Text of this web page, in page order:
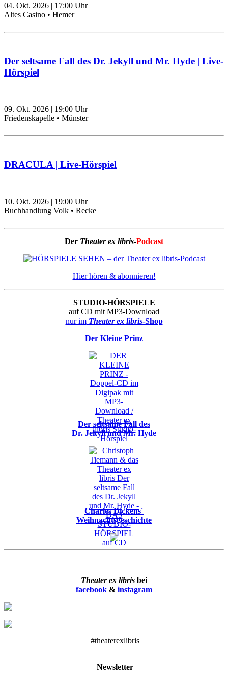
04. Okt. 2026 | 17:00 Uhr
Altes Casino • Hemer
Der seltsame Fall des Dr. Jekyll und Mr. Hyde | Live-
Hörspiel
09. Okt. 2026 | 19:00 Uhr
Friedenskapelle • Münster
DRACULA | Live-Hörspiel
10. Okt. 2026 | 19:00 Uhr
Buchhandlung Volk • Recke
Der Theater ex libris-Podcast
Hier hören & abonnieren!
STUDIO-HÖRSPIELE
auf CD mit MP3-Download
nur imTheater ex libris-Shop
Der Kleine Prinz
Der seltsame Fall des
Dr. Jekyll und Mr. Hyde
Charles Dickens´
Weihnachtsgeschichte
Theater ex libris bei
facebook & instagram
#theaterexlibris
Newsletter